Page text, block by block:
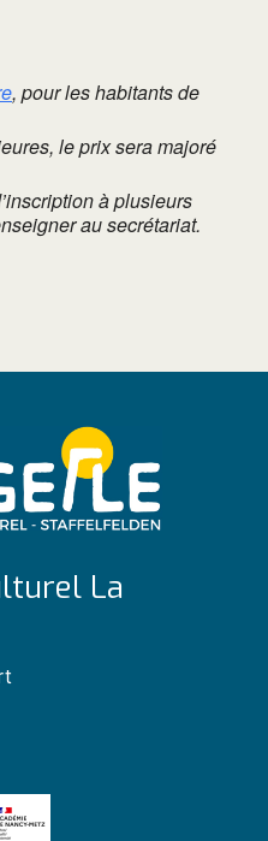
, pour les habitants de
le prix sera majoré
à plusieurs
au secrétariat.
La